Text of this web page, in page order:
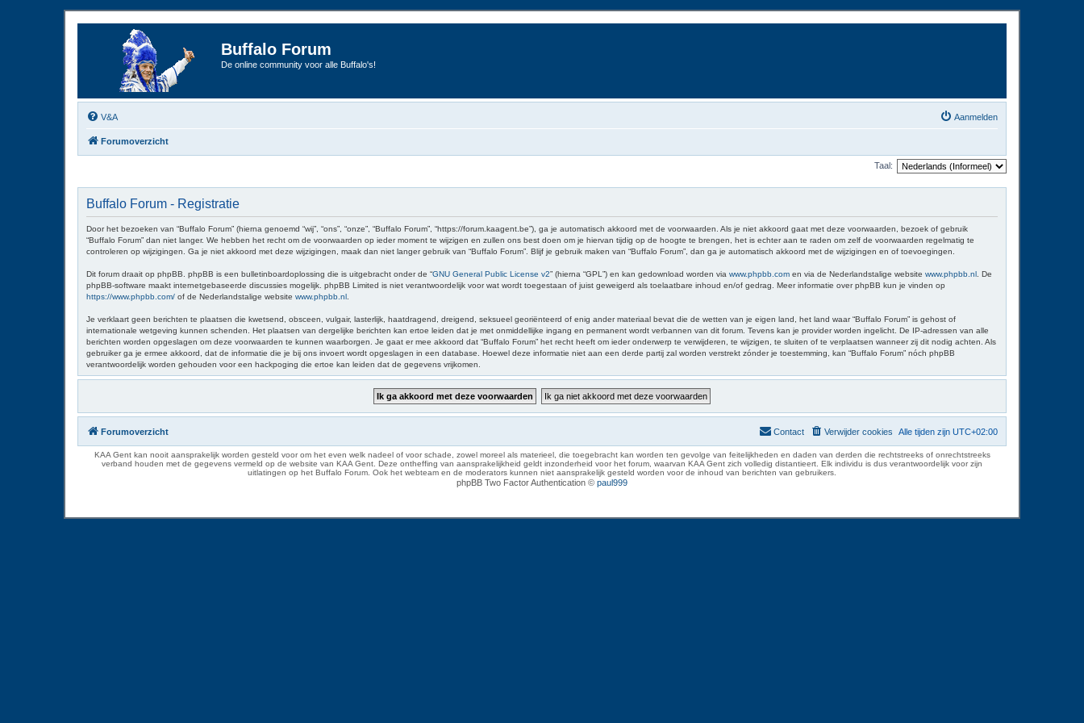
Buffalo Forum
De online community voor alle Buffalo's!
V&A Aanmelden
Forumoverzicht
Taal:
Buffalo Forum - Registratie
Door het bezoeken van “Buffalo Forum” (hierna genoemd “wij”, “ons”, “onze”, “Buffalo Forum”, “https://forum.kaagent.be”), ga je automatisch akkoord met de voorwaarden. Als je niet akkoord gaat met deze voorwaarden, bezoek of gebruik
“Buffalo Forum” dan niet langer. We hebben het recht om de voorwaarden op ieder moment te wijzigen en zullen ons best doen om je hiervan tijdig op de hoogte te brengen, het is echter aan te raden om zelf de voorwaarden regelmatig te
controleren op wijzigingen. Ga je niet akkoord met deze wijzigingen, maak dan niet langer gebruik van “Buffalo Forum”. Blijf je gebruik maken van “Buffalo Forum”, dan ga je automatisch akkoord met de wijzigingen en of toevoegingen.
Dit forum draait op phpBB. phpBB is een bulletinboardoplossing die is uitgebracht onder de “GNU General Public License v2” (hierna “GPL”) en kan gedownload worden via www.phpbb.com en via de Nederlandstalige website www.phpbb.nl . De
phpBB-software maakt internetgebaseerde discussies mogelijk. phpBB Limited is niet verantwoordelijk voor wat wordt toegestaan of juist geweigerd als toelaatbare inhoud en/of gedrag. Meer informatie over phpBB kun je vinden op
https://www.phpbb.com/ of de Nederlandstalige website www.phpbb.nl
Je verklaart geen berichten te plaatsen die kwetsend, obsceen, vulgair, lasterlijk, haatdragend, dreigend, seksueel georiënteerd of enig ander materiaal bevat die de wetten van je eigen land, het land waar “Buffalo Forum” is gehost of
internationale wetgeving kunnen schenden. Het plaatsen van dergelijke berichten kan ertoe leiden dat je met onmiddellijke ingang en permanent wordt verbannen van dit forum. Tevens kan je provider worden ingelicht. De IP-adressen van alle
berichten worden opgeslagen om deze voorwaarden te kunnen waarborgen. Je gaat er mee akkoord dat “Buffalo Forum” het recht heeft om ieder onderwerp te verwijderen, te wijzigen, te sluiten of te verplaatsen wanneer zij dit nodig achten. Als
gebruiker ga je ermee akkoord, dat de informatie die je bij ons invoert wordt opgeslagen in een database. Hoewel deze informatie niet aan een derde partij zal worden verstrekt zónder je toestemming, kan “Buffalo Forum” nóch phpBB
verantwoordelijk worden gehouden voor een hackpoging die ertoe kan leiden dat de gegevens vrijkomen.
Forumoverzicht Alle tijden zijn UTC+02:00
Verwijder cookies
Contact
KAA Gent kan nooit aansprakelijk worden gesteld voor om het even welk nadeel of voor schade, zowel moreel als materieel, die toegebracht kan worden ten gevolge van feitelijkheden en daden van derden die rechtstreeks of onrechtstreeks
verband houden met de gegevens vermeld op de website van KAA Gent. Deze ontheffing van aansprakelijkheid geldt inzonderheid voor het forum, waarvan KAA Gent zich volledig distantieert. Elk individu is dus verantwoordelijk voor zijn
uitlatingen op het Buffalo Forum. Ook het webteam en de moderators kunnen niet aansprakelijk gesteld worden voor de inhoud van berichten van gebruikers.
phpBB Two Factor Authentication © paul999